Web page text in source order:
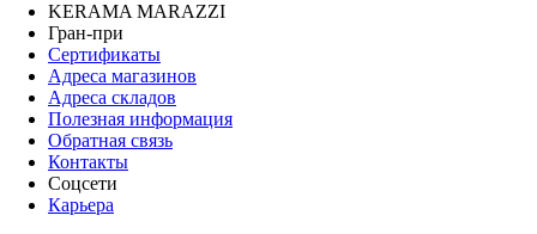
KERAMA MARAZZI
Гран-при
Сертификаты
Адреса магазинов
Адреса складов
Полезная информация
Обратная связь
Контакты
Соцсети
Карьера